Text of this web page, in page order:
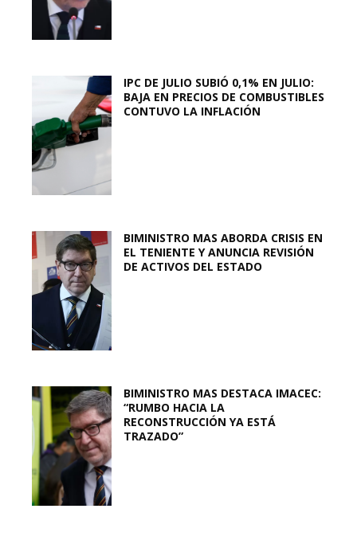
IPC DE JULIO SUBIÓ 0,1% EN JULIO:
BAJA EN PRECIOS DE COMBUSTIBLES
CONTUVO LA INFLACIÓN
BIMINISTRO MAS ABORDA CRISIS EN
EL TENIENTE Y ANUNCIA REVISIÓN
DE ACTIVOS DEL ESTADO
BIMINISTRO MAS DESTACA IMACEC:
“RUMBO HACIA LA
RECONSTRUCCIÓN YA ESTÁ
TRAZADO”